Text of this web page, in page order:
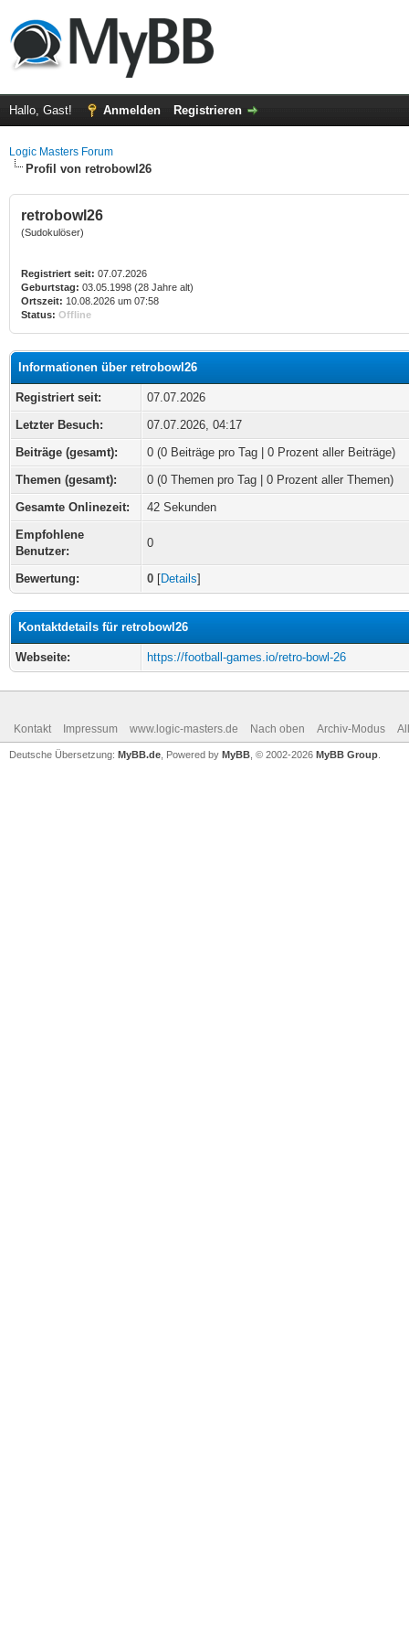
Hallo, Gast! Anmelden Registrieren
Logic Masters Forum
Profil von retrobowl26
retrobowl26
(Sudokulöser)
Registriert seit: 07.07.2026
Geburtstag: 03.05.1998 (28 Jahre alt)
Ortszeit: 10.08.2026 um 07:58
Status: Offline
Informationen über retrobowl26
Registriert seit:
07.07.2026
Letzter Besuch:
07.07.2026, 04:17
Beiträge (gesamt):
0 (0 Beiträge pro Tag | 0 Prozent aller Beiträge)
Themen (gesamt):
0 (0 Themen pro Tag | 0 Prozent aller Themen)
Gesamte Onlinezeit:
42 Sekunden
Empfohlene
Benutzer:
0
Bewertung: 0 [Details]
Kontaktdetails für retrobowl26
Webseite: https://football-games.io/retro-bowl-26
Kontakt Impressum www.logic-masters.de Nach oben Archiv-Modus
Deutsche Übersetzung: MyBB.de , Powered by MyBB , © 2002-2026 MyBB Group